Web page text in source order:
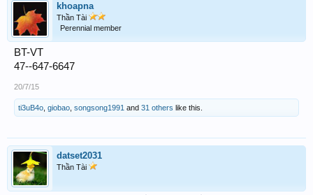
khoapna
Thần Tài
Perennial member
BT-VT
47--647-6647
20/7/15
ti3uB4o giobao songsong1991 and 31 others like this.
datset2031
Thần Tài